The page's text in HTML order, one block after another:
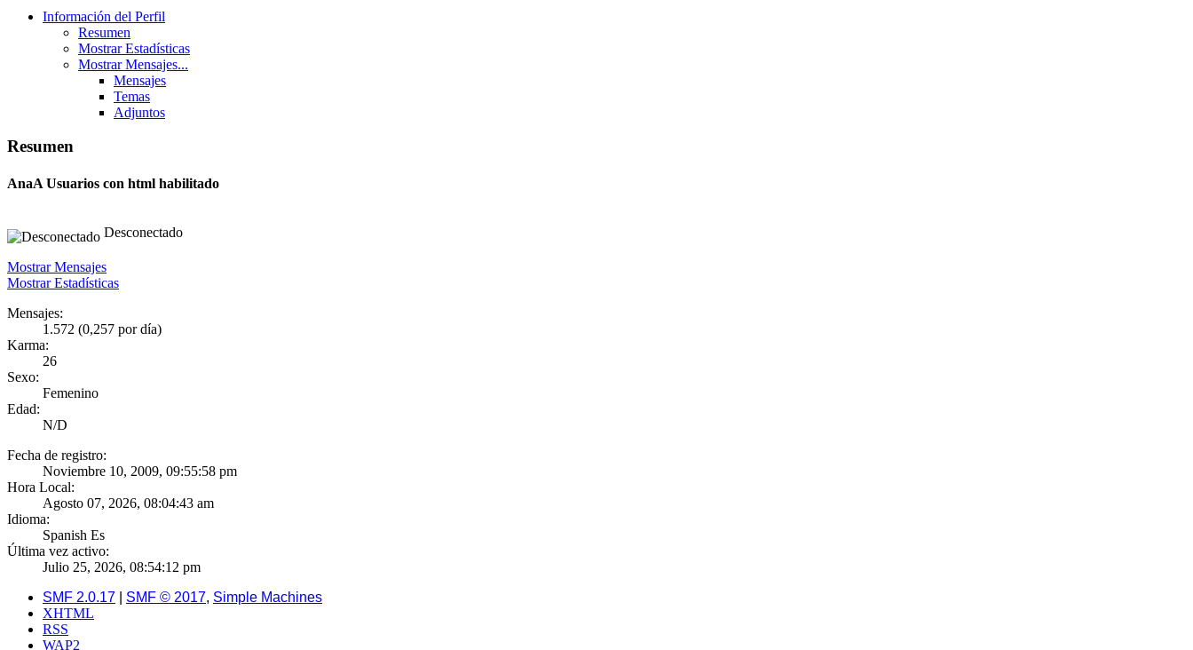
Información del Perfil
Resumen
Mostrar Estadísticas
Mostrar Mensajes...
Mensajes
Temas
Adjuntos
Resumen
AnaA Usuarios con html habilitado
Desconectado
Mostrar Mensajes
Mostrar Estadísticas
Mensajes:
1.572 (0,257 por día)
Karma:
26
Sexo:
Femenino
Edad:
N/D
Fecha de registro:
Noviembre 10, 2009, 09:55:58 pm
Hora Local:
Agosto 07, 2026, 08:04:43 am
Idioma:
Spanish Es
Última vez activo:
Julio 25, 2026, 08:54:12 pm
SMF 2.0.17
SMF © 2017, Simple Machines
XHTML
RSS
WAP2